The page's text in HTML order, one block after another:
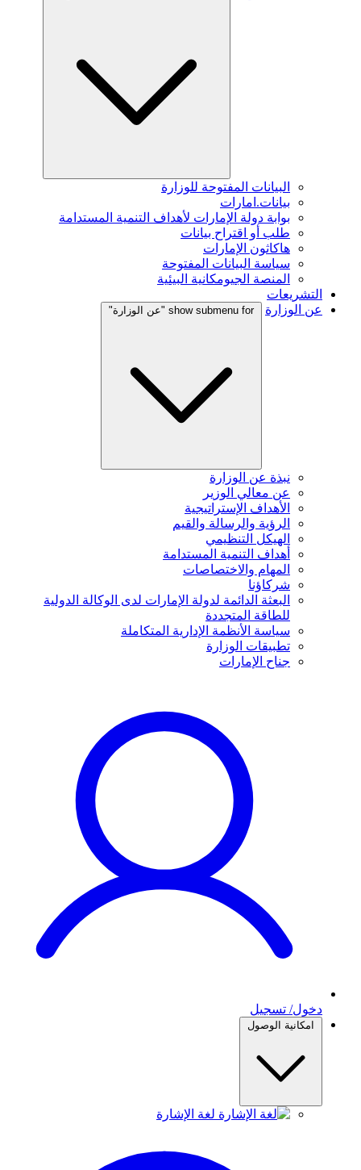
البيانات المفتوحة للوزارة
بيانات.امارات
بوابة دولة الإمارات لأهداف التنمية المستدامة
طلب أو اقتراح بيانات
هاكاثون الإمارات
سياسة البيانات المفتوحة
المنصة الجيومكانية البيئية
التشريعات
عن الوزارة
show submenu for "عن الوزارة"
نبذة عن الوزارة
عن معالي الوزير
الأهداف الإستراتيجية
الرؤية والرسالة والقيم
الهيكل التنظيمي
أهداف التنمية المستدامة
المهام والاختصاصات
شركاؤنا
البعثة الدائمة لدولة الإمارات لدى الوكالة الدولية
للطاقة المتجددة
سياسة الأنظمة الإدارية المتكاملة
تطبيقات الوزارة
جناح الإمارات
دخول/ تسجيل
امكانية الوصول
لغة الإشارة